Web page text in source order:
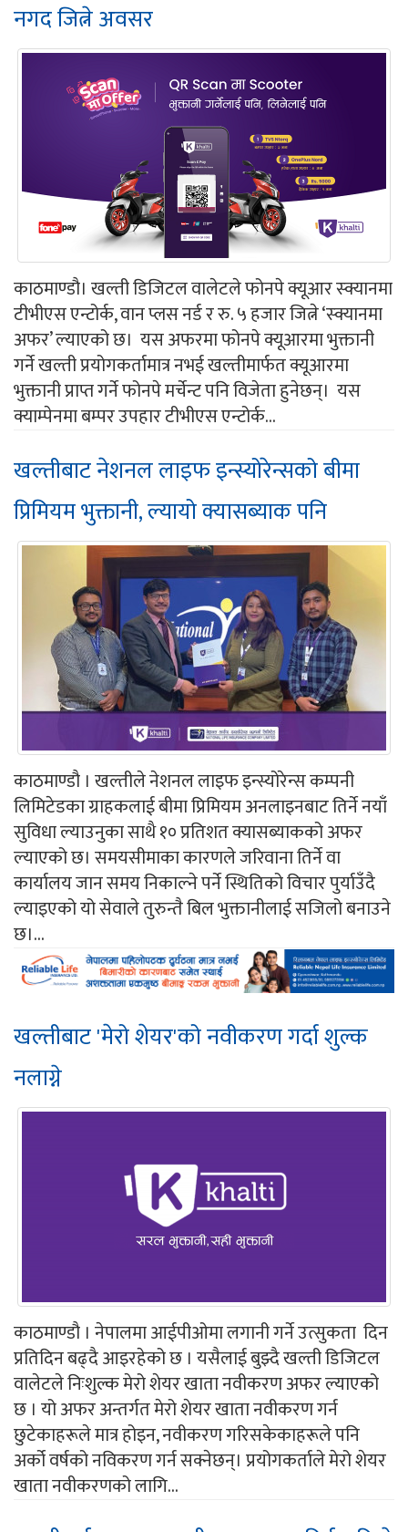
नगद जित्ने अवसर
काठमाण्डौ। खल्ती डिजिटल वालेटले फोनपे क्यूआर स्क्यानमा
टीभीएस एन्टोर्क, वान प्लस नर्ड र रु. ५ हजार जित्ने ‘स्क्यानमा
अफर’ ल्याएको छ। यस अफरमा फोनपे क्यूआरमा भुक्तानी
गर्ने खल्ती प्रयोगकर्तामात्र नभई खल्तीमार्फत क्यूआरमा
भुक्तानी प्राप्त गर्ने फोनपे मर्चेन्ट पनि विजेता हुनेछन्। यस
क्याम्पेनमा बम्पर उपहार टीभीएस एन्टोर्क...
खल्तीबाट नेशनल लाइफ इन्स्योरेन्सको बीमा
प्रिमियम भुक्तानी, ल्यायो क्यासब्याक पनि
काठमाण्डौ । खल्तीले नेशनल लाइफ इन्स्योरेन्स कम्पनी
लिमिटेडका ग्राहकलाई बीमा प्रिमियम अनलाइनबाट तिर्ने नयाँ
सुविधा ल्याउनुका साथै १० प्रतिशत क्यासब्याकको अफर
ल्याएको छ। समयसीमाका कारणले जरिवाना तिर्ने वा
कार्यालय जान समय निकाल्ने पर्ने स्थितिको विचार पुर्याउँदै
ल्याइएको यो सेवाले तुरुन्तै बिल भुक्तानीलाई सजिलो बनाउने
छ।...
खल्तीबाट 'मेरो शेयर'को नवीकरण गर्दा शुल्क
नलाग्ने
काठमाण्डौ । नेपालमा आईपीओमा लगानी गर्ने उत्सुकता दिन
प्रतिदिन बढ्दै आइरहेको छ । यसैलाई बुझ्दै खल्ती डिजिटल
वालेटले निःशुल्क मेरो शेयर खाता नवीकरण अफर ल्याएको
छ । यो अफर अन्तर्गत मेरो शेयर खाता नवीकरण गर्न
छुटेकाहरूले मात्र होइन, नवीकरण गरिसकेकाहरूले पनि
अर्को वर्षको नविकरण गर्न सक्नेछन्। प्रयोगकर्ताले मेरो शेयर
खाता नवीकरणको लागि...